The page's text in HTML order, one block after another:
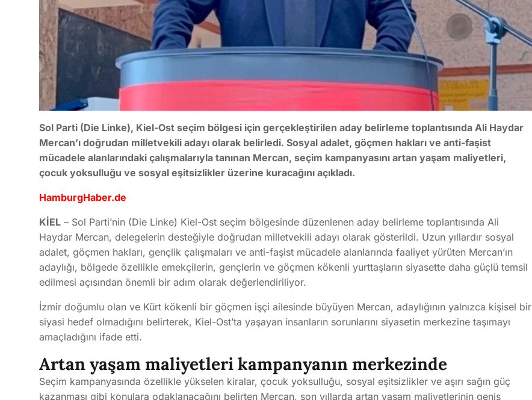
Sol Parti (Die Linke), Kiel-Ost seçim bölgesi için gerçekleştirilen aday belirleme toplantısında Ali Haydar
Mercan’ı doğrudan milletvekili adayı olarak belirledi. Sosyal adalet, göçmen hakları ve anti-faşist
mücadele alanlarındaki çalışmalarıyla tanınan Mercan, seçim kampanyasını artan yaşam maliyetleri,
çocuk yoksulluğu ve sosyal eşitsizlikler üzerine kuracağını açıkladı.
HamburgHaber.de
KİEL – Sol Parti’nin (Die Linke) Kiel-Ost seçim bölgesinde düzenlenen aday belirleme toplantısında Ali
Haydar Mercan, delegelerin desteğiyle doğrudan milletvekili adayı olarak gösterildi. Uzun yıllardır sosyal
adalet, göçmen hakları, gençlik çalışmaları ve anti-faşist mücadele alanlarında faaliyet yürüten Mercan’ın
adaylığı, bölgede özellikle emekçilerin, gençlerin ve göçmen kökenli yurttaşların siyasette daha güçlü temsil
edilmesi açısından önemli bir adım olarak değerlendiriliyor.
İzmir doğumlu olan ve Kürt kökenli bir göçmen işçi ailesinde büyüyen Mercan, adaylığının yalnızca kişisel bir
siyasi hedef olmadığını belirterek, Kiel-Ost’ta yaşayan insanların sorunlarını siyasetin merkezine taşımayı
amaçladığını ifade etti.
Artan yaşam maliyetleri kampanyanın merkezinde
Seçim kampanyasında özellikle yükselen kiralar, çocuk yoksulluğu, sosyal eşitsizlikler ve aşırı sağın güç
kazanması gibi konulara odaklanacağını belirten Mercan, son yıllarda artan yaşam maliyetlerinin geniş